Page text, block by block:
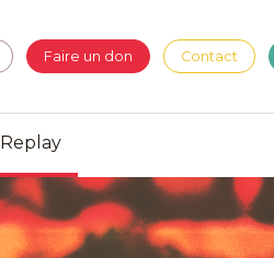
Faire un don Contact
Replay